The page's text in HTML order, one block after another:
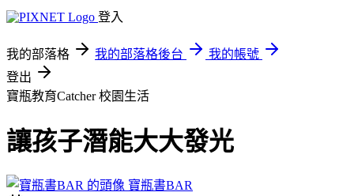
登入
我的部落格 我的部落格後台
我的帳號
登出
寶瓶教育Catcher校園生活
讓孩子潛能大大發光
寶瓶書BAR